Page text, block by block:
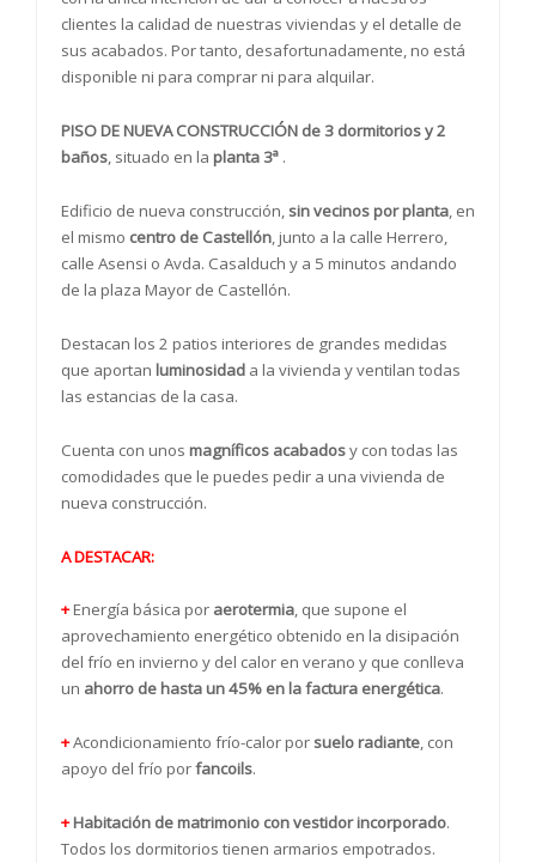
clientes la calidad de nuestras viviendas y el detalle de
sus acabados. Por tanto, desafortunadamente, no está
disponible ni para comprar ni para alquilar.
PISO DE NUEVA CONSTRUCCIÓN de 3 dormitorios y 2
baños, situado en la planta 3ª .
Edificio de nueva construcción,sin vecinos por planta, en
el mismo centro de Castellón, junto a la calle Herrero,
calle Asensi o Avda. Casalduch y a 5 minutos andando
de la plaza Mayor de Castellón.
Destacan los 2 patios interiores de grandes medidas
que aportan luminosidad a la vivienda y ventilan todas
las estancias de la casa.
Cuenta con unos magníficos acabadosy con todas las
comodidades que le puedes pedir a una vivienda de
nueva construcción.
A DESTACAR:
+Energía básica por aerotermia, que supone el
aprovechamiento energético obtenido en la disipación
del frío en invierno y del calor en verano y que conlleva
un ahorro de hasta un 45% en la factura energética.
+Acondicionamiento frío-calor porsuelo radiante, con
apoyo del frío porfancoils.
+Habitación de matrimonio con vestidor incorporado.
Todos los dormitorios tienen armarios empotrados.